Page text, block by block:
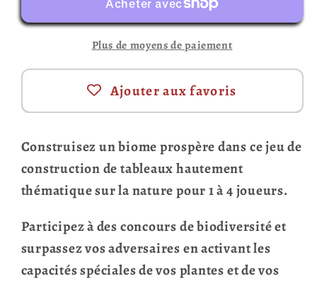
Plus de moyens de paiement
Ajouter aux favoris
Construisez un biome prospère dans ce jeu de
construction de tableaux hautement
thématique sur la nature pour 1 à 4 joueurs.
Participez à des concours de biodiversité et
surpassez vos adversaires en activant les
capacités spéciales de vos plantes et de vos